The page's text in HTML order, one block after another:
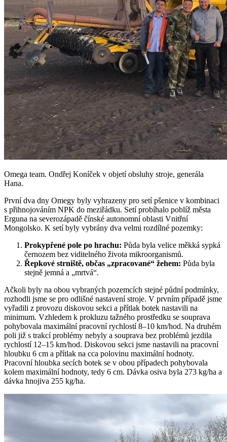
Omega team. Ondřej Koníček v objetí obsluhy stroje, generála
Hana.
První dva dny Omegy byly vyhrazeny pro setí pšenice v kombinaci
s přihnojováním NPK do meziřádku. Setí probíhalo poblíž města
Erguna na severozápadě čínské autonomní oblasti Vnitřní
Mongolsko. K setí byly vybrány dva velmi rozdílné pozemky:
Prokypřené pole po hrachu: Půda byla velice měkká sypká
černozem bez viditelného života mikroorganismů.
Řepkové strniště, občas „zpracované“ žehem: Půda byla
stejně jemná a „mrtvá“.
Ačkoli byly na obou vybraných pozemcích stejné půdní podmínky,
rozhodli jsme se pro odlišné nastavení stroje. V prvním případě jsme
vyřadili z provozu diskovou sekci a přítlak botek nastavili na
minimum. Vzhledem k prokluzu tažného prostředku se souprava
pohybovala maximální pracovní rychlostí 8–10 km/hod. Na druhém
poli již s trakcí problémy nebyly a souprava bez problémů jezdila
rychlostí 12–15 km/hod. Diskovou sekci jsme nastavili na pracovní
hloubku 6 cm a přítlak na cca polovinu maximální hodnoty.
Pracovní hloubka secích botek se v obou případech pohybovala
kolem maximální hodnoty, tedy 6 cm. Dávka osiva byla 273 kg/ha a
dávka hnojiva 255 kg/ha.